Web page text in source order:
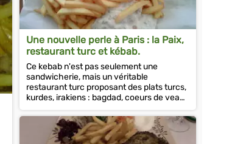
Une nouvelle perle à Paris : la Paix,
restaurant turc et kébab.
Ce kebab n'est pas seulement une
sandwicherie, mais un véritable
restaurant turc proposant des plats turcs,
kurdes, irakiens : bagdad, coeurs de veau,
iskander et j'en passe....